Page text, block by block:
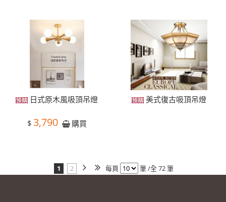
日式原木風吸頂吊燈
$ 3,790 購買
美式復古吸頂吊燈
1 2 每頁 筆 /全 72 筆